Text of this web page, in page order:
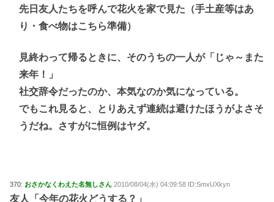
先日友人たちを呼んで花火を家で見た（手土産等はあ
り・食べ物はこちら準備）
見終わって帰るときに、そのうちの一人が「じゃ～また
来年！」
社交辞令だったのか、本気なのか気になっている。
でもこれ見ると、とりあえず連続は避けたほうがよさそ
うだね。さすがに恒例はヤダ。
370: おさかなくわえた名無しさん 2010/08/04(水) 04:09:58 ID:SmxUXkyn
友人「今年の花火どうする？」